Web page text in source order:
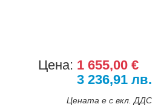
Цена: 1 655,00 €
3 236,91 лв.
Цената е с вкл. ДДС